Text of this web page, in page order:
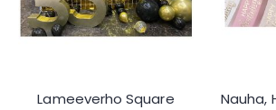
Lameeverho Square